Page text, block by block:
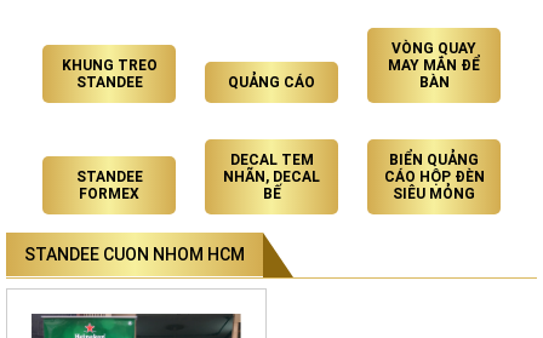
KHUNG TREO
STANDEE
QUẢNG CÁO
VÒNG QUAY
MAY MẮN ĐỂ
BÀN
STANDEE
FORMEX
DECAL TEM
NHÃN, DECAL
BẾ
BIỂN QUẢNG
CÁO HỘP ĐÈN
SIÊU MỎNG
STANDEE CUON NHOM HCM